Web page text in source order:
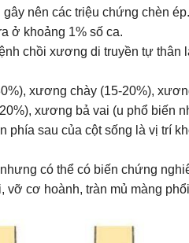
nên các triệu chứng chèn ép.
ở khoảng 1% số ca.
chồi xương di truyền tự thân
xương chày (15-20%),
xương bả vai (u phổ biến
phía sau của cột sống là vị trí
có thể có biến chứng
vỡ cơ hoành, tràn mủ màng